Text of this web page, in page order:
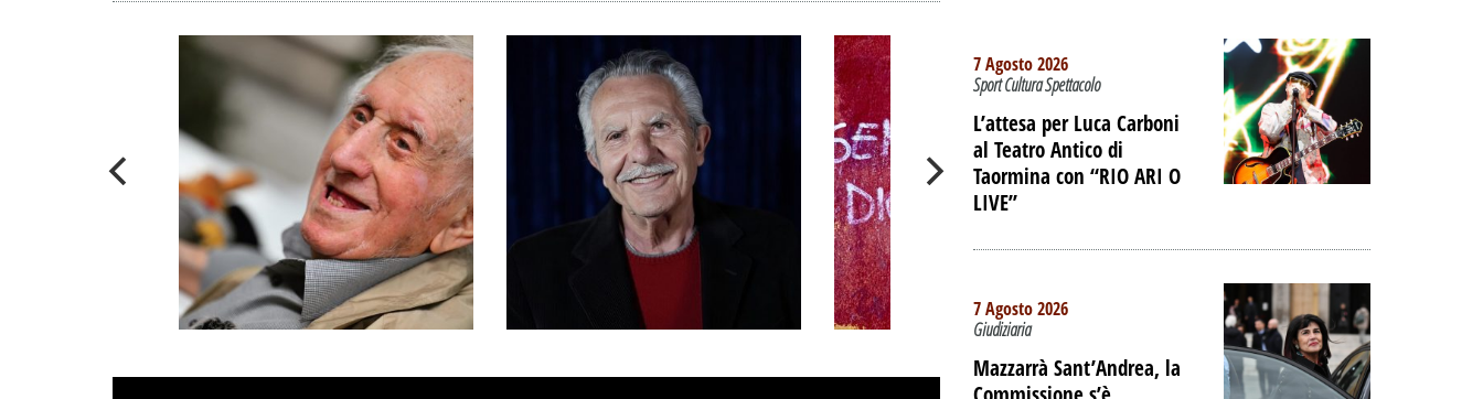
IL DOCUMENTO -
ACAB, OLTRE LE
I SUOI
7 Agosto 2026
Sport Cultura Spettacolo
L’attesa per Luca Carboni
al Teatro Antico di
Taormina con “RIO ARI O
LIVE”
7 Agosto 2026
Giudiziaria
Mazzarrà Sant’Andrea, la